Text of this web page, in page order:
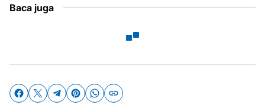
Baca juga